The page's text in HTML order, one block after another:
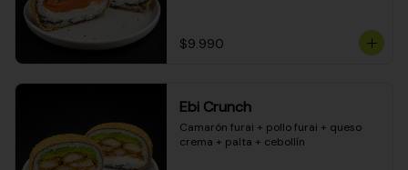
$9.990
Ebi Crunch
Camarón furai + pollo furai + queso
crema + palta + cebollín